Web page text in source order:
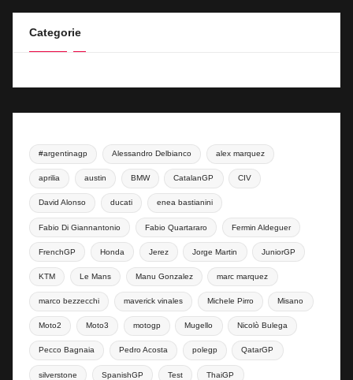
Categorie
#argentinagp Alessandro Delbianco alex marquez
aprilia austin BMW CatalanGP CIV
David Alonso ducati enea bastianini
Fabio Di Giannantonio Fabio Quartararo Fermin Aldeguer
FrenchGP Honda Jerez Jorge Martin JuniorGP
KTM Le Mans Manu Gonzalez marc marquez
marco bezzecchi maverick vinales Michele Pirro Misano
Moto2 Moto3 motogp Mugello Nicolò Bulega
Pecco Bagnaia Pedro Acosta polegp QatarGP
silverstone SpanishGP Test ThaiGP